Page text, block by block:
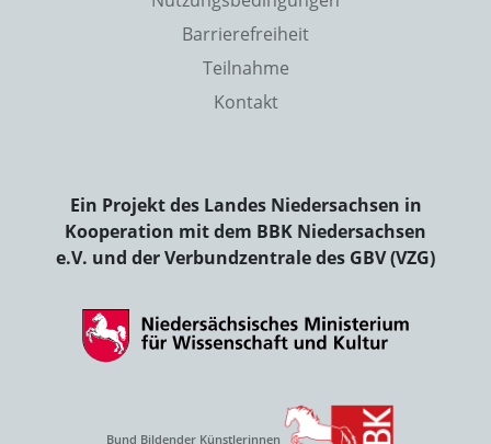
Barrierefreiheit
Teilnahme
Kontakt
Ein Projekt des Landes Niedersachsen in
Kooperation mit dem BBK Niedersachsen
e.V. und der Verbundzentrale des GBV (VZG)
Bund Bildender Künstlerinnen